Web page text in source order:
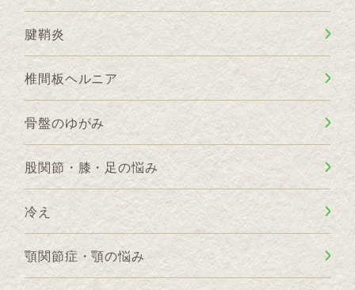
腱鞘炎
椎間板ヘルニア
骨盤のゆがみ
股関節・膝・足の悩み
冷え
顎関節症・顎の悩み